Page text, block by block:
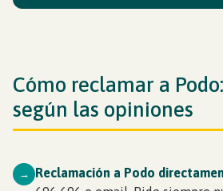
Cómo reclamar a
según las opiniones
→ Reclamación a Podo